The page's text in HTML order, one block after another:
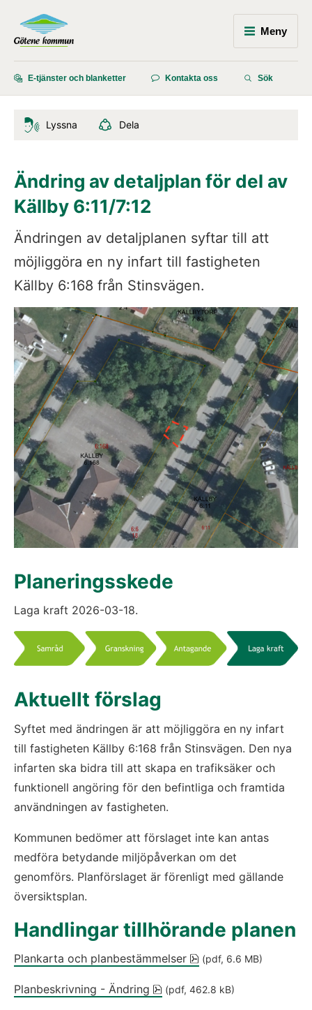
Meny
E-tjänster och blanketter Kontakta oss Sök
Lyssna Dela
Ändring av detaljplan för del av
Källby 6:11/7:12
Ändringen av detaljplanen syftar till att
möjliggöra en ny infart till fastigheten
Källby 6:168 från Stinsvägen.
Planeringsskede
Laga kraft 2026-03-18.
Aktuellt förslag
Syftet med ändringen är att möjliggöra en ny infart
till fastigheten Källby 6:168 från Stinsvägen. Den nya
infarten ska bidra till att skapa en trafiksäker och
funktionell angöring för den befintliga och framtida
användningen av fastigheten.
Kommunen bedömer att förslaget inte kan antas
medföra betydande miljöpåverkan om det
genomförs. Planförslaget är förenligt med gällande
översiktsplan.
Handlingar tillhörande planen
Plankarta och planbestämmelser pdf, 6.6 MB.
(pdf, 6.6 MB)
Planbeskrivning - Ändring pdf, 462.8 kB.
(pdf, 462.8 kB)